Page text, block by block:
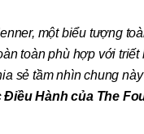
một biểu tượng
toàn phù hợp với
sẻ tầm nhìn chung
Hành của The